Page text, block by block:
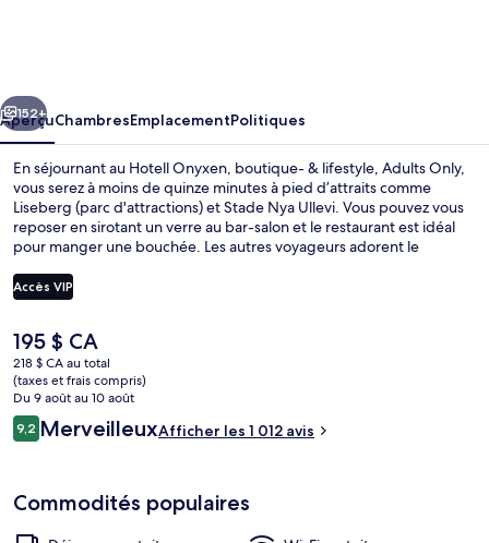
&
lifestyle,
Adults
Only
Suivant
152+
AperçuChambresEmplacementPolitiques
En séjournant au Hotell Onyxen, boutique- & lifestyle, Adults Only,
vous serez à moins de quinze minutes à pied d’attraits comme
Liseberg (parc d'attractions) et Stade Nya Ullevi. Vous pouvez vous
reposer en sirotant un verre au bar-salon et le restaurant est idéal
pour manger une bouchée. Les autres voyageurs adorent le
marche du transport en commun : Arrêt de tram Scandinavium se
trouve à 2 minutes et Arrêt de tram Berzeliigatan est à 3 minutes.
Accès VIP
Le
prix
actuel
est
de 195 $ CA
195 $ CA
218 $ CA au total
(taxes et frais compris)
Du 9 août au 10 août
Avis
9,29,2 sur 10 –
MerveilleuxAfficher les 1 012 avis
Commodités populaires